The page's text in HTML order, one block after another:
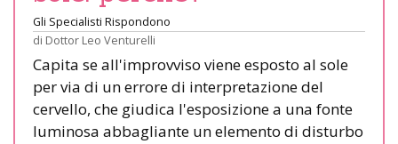
Gli Specialisti Rispondono
di Dottor Leo Venturelli
Capita se all'improvviso viene esposto al sole
per via di un errore di interpretazione del
cervello, che giudica l'esposizione a una fonte
luminosa abbagliante un elemento di disturbo